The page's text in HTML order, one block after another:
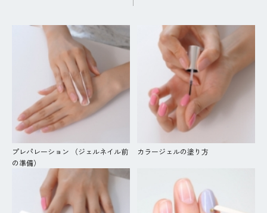
プレパレーション （ジェルネイル前
の準備）
カラージェルの塗り方